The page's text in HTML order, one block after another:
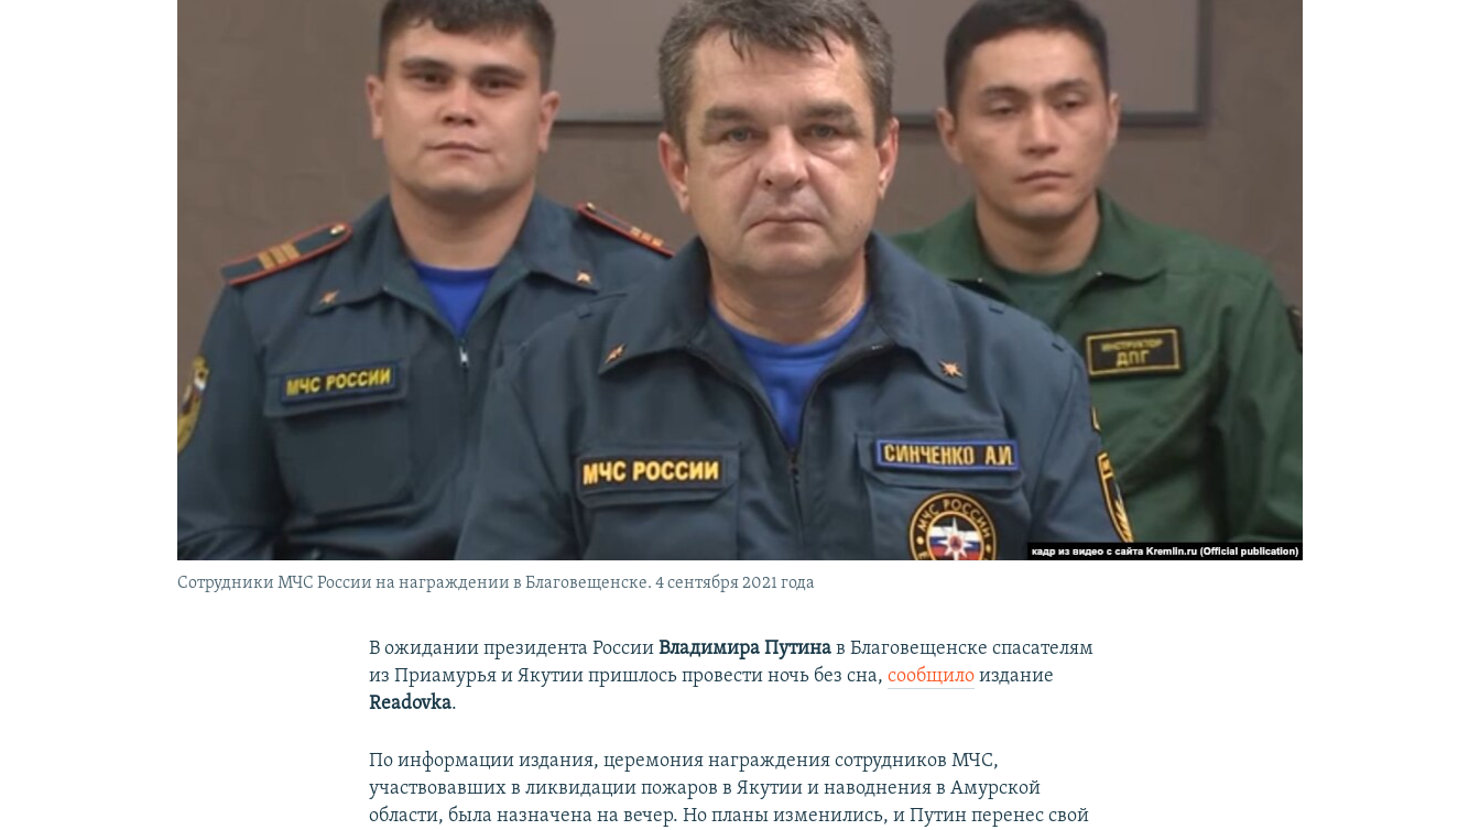
Сотрудники МЧС России на награждении в Благовещенске. 4 сентября 2021 года
В ожидании президента РоссииВладимира Путина в Благовещенске спасателям
из Приамурья и Якутии пришлось провести ночь без сна,сообщило издание
Readovka.
По информации издания, церемония награждения сотрудников МЧС,
участвовавших в ликвидации пожаров в Якутии и наводнения в Амурской
области, была назначена на вечер. Но планы изменились, и Путин перенес свой